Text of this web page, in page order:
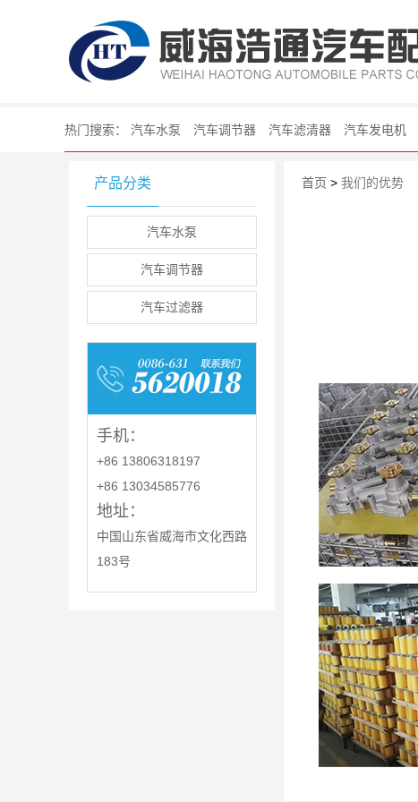
威海浩通汽车配件
热门搜索： 汽车水泵 汽车调节器 汽车滤清器 汽车发电机
产品分类
汽车水泵
汽车调节器
汽车过滤器
手机：
+86 13806318197
+86 13034585776
地址：
中国山东省威海市文化西路
183号
首页 > 我们的优势